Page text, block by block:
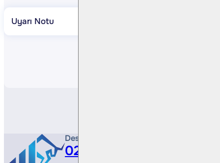
Uyarı Notu
Destek Hattı
0212 410 0500